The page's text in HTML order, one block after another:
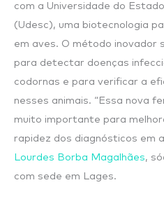
com a Universidade do
(Udesc), uma biotecnologia
em aves. O método inovador
para detectar doenças
codornas e para verificar a
nesses animais. “Essa nova
muito importante para
rapidez dos diagnósticos em
Lourdes Borba Magalhães,
com sede em Lages.